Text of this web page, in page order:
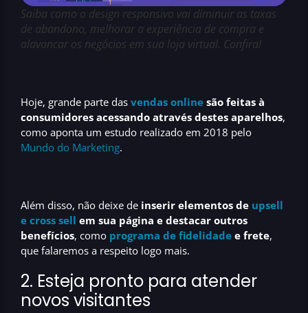
Saiba como o design responsivo vai diminuir as taxas
de abandono, melhorar a experiência de compra e
alavancar os negócios em sua loja virtual. Confira!
Hoje, grande parte das vendas online são feitas à
consumidores acessando através destes aparelhos,
como aponta um estudo realizado em 2018 pelo
Mundo do Marketing.
Além disso, não deixe de inserir elementos de upsell
e cross sell em sua página e destacar outros
benefícios, como programa de fidelidade e frete,
que falaremos a respeito logo mais.
2. Esteja pronto para atender
novos visitantes